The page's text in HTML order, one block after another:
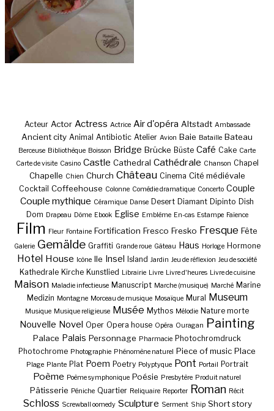
Acteur Actor Actress Actrice Air d'opéra Altstadt Ambassade
Ancient city Animal Antibiotic Atelier Avion Baie Bataille Bateau
Berceuse Bibliothèque Boisson Bridge Brücke Büste Café Cake Carte
Carte de visite Casino Castle Cathedral Cathédrale Chanson Chapel
Chapelle Chien Church Château Cinema Cité médiévale
Cocktail Coffeehouse Colonne Comédie dramatique Concerto Couple
Couple mythique Céramique Danse Desert Diamant Dipinto Dish
Dom Drapeau Dôme Ebook Eglise Emblème En-cas Estampe Faïence
Film Fleur Fontaine Fortification Fresco Fresko Fresque Fête
Galerie Gemälde Graffiti Grande roue Gâteau Haus Horloge Hormone
Hotel House Icône Ile Insel Island Jardin Jeu de réflexion Jeu de société
Kathedrale Kirche Kunstlied Librairie Livre Livre d'heures Livre de cuisine
Maison Maladie infectieuse Manuscript Marche (musique) Marché Marine
Medizin Montagne Morceau de musique Mosaïque Mural Museum
Musique Musique religieuse Musée Mythos Mélodie Nature morte
Nouvelle Novel Oper Opera house Opéra Ouragan Painting
Palace Palais Personnage Pharmacie Photochromdruck
Photochrome Photographie Phénomène naturel Piece of music Place
Plage Plante Plat Poem Poetry Polyptyque Pont Portail Portrait
Poème Poème symphonique Poésie Presbytère Produit naturel
Pâtisserie Péniche Quartier Reliquaire Reporter Roman Récit
Schloss Screwball oomedy Sculpture Serment Ship Short story